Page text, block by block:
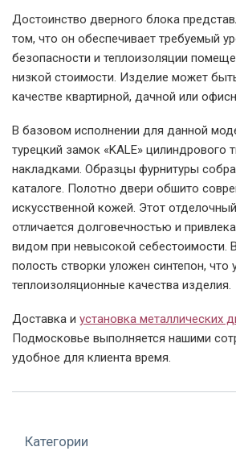
хозпостройке
Достоинство дверного блока
том, что он обеспечивает требуемый
безопасности и теплоизоляции
низкой стоимости. Изделие может
качестве квартирной, дачной или
В базовом исполнении для данной
турецкий замок «KALE» цилиндрового
накладками. Образцы фурнитуры
каталоге. Полотно двери обшито
искусственной кожей. Этот
отличается долговечностью и
видом при невысокой себестоимости.
полость створки уложен синтепон, что
теплоизоляционные качества изделия.
Доставка и установка металлических
Подмосковье выполняется нашими
удобное для клиента время.
Категории